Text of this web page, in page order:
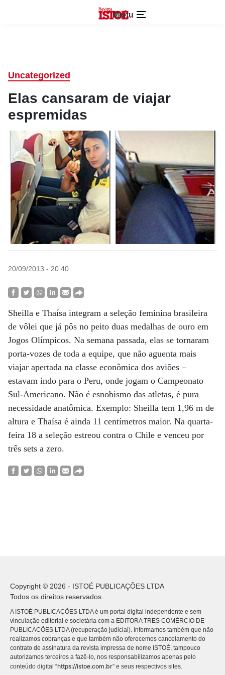
Menu
Uncategorized
Elas cansaram de viajar
espremidas
20/09/2013 - 20:40
Sheilla e Thaísa integram a seleção feminina brasileira
de vôlei que já pôs no peito duas medalhas de ouro em
Jogos Olímpicos. Na semana passada, elas se tornaram
porta-vozes de toda a equipe, que não aguenta mais
viajar apertada na classe econômica dos aviões –
estavam indo para o Peru, onde jogam o Campeonato
Sul-Americano. Não é esnobismo das atletas, é pura
necessidade anatômica. Exemplo: Sheilla tem 1,96 m de
altura e Thaísa é ainda 11 centímetros maior. Na quarta-
feira 18 a seleção estreou contra o Chile e venceu por
três sets a zero.
Copyright © 2026 - ISTOÉ PUBLICAÇÕES LTDA
Todos os direitos reservados.
A ISTOÉ PUBLICAÇÕES LTDA é um portal digital independente e sem
vinculação editorial e societária com a EDITORA TRES COMÉRCIO DE
PUBLICACÕES LTDA (recuperação judicial). Informamos também que não
realizamos cobranças e que também não oferecemos cancelamento do
contrato de assinatura da revista impressa de nome ISTOÉ, tampouco
autorizamos terceiros a fazê-lo, nos responsabilizamos apenas pelo
conteúdo digital “https://istoe.com.br” e seus respectivos sites.